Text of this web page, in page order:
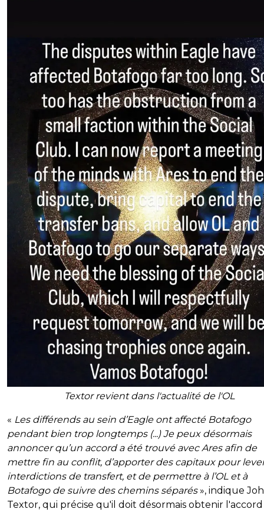
Textor revient dans l'actualité de l'OL
« Les différends au sein d’Eagle ont affecté Botafogo
pendant bien trop longtemps (...) Je peux désormais
annoncer qu’un accord a été trouvé avec Ares afin de
mettre fin au conflit, d’apporter des capitaux pour
interdictions de transfert, et de permettre à l’OL et à
Botafogo de suivre des chemins séparés», indique
Textor, qui précise qu'il doit désormais obtenir